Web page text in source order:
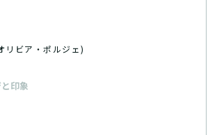
ビア・ポルジェ)
印象